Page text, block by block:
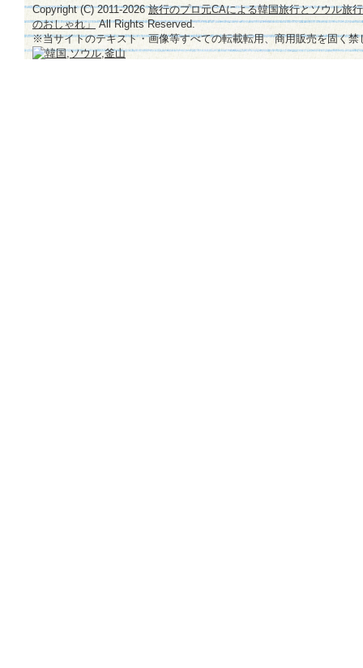
Copyright (C) 2011-2026旅行のプロ元CAによる韓国旅行とソウル旅
のおしゃれ」All Rights Reserved.
※当サイトのテキスト・画像等すべての転載転用、商用販売を固く禁